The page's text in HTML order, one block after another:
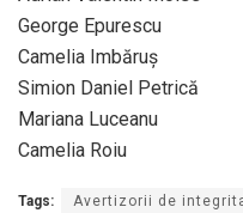
George Epurescu
Camelia Imbăruș
Simion Daniel Petrică
Mariana Luceanu
Camelia Roiu
Tags: Avertizorii de